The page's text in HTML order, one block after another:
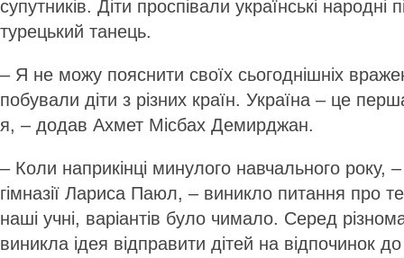
супутників. Діти проспівали українські народні
турецький танець.
– Я не можу пояснити своїх сьогоднішніх
побували діти з різних країн. Україна – це
я, – додав Ахмет Місбах Демирджан.
– Коли наприкінці минулого навчального року,
гімназії Лариса Паюл, – виникло питання про
наші учні, варіантів було чимало. Серед
виникла ідея відправити дітей на відпочинок